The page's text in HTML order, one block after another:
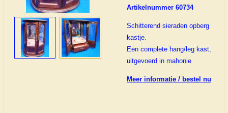
Artikelnummer 60734
Schitterend sieraden opberg
kastje.
Een complete hang/leg kast,
uitgevoerd in mahonie
Meer informatie / bestel nu